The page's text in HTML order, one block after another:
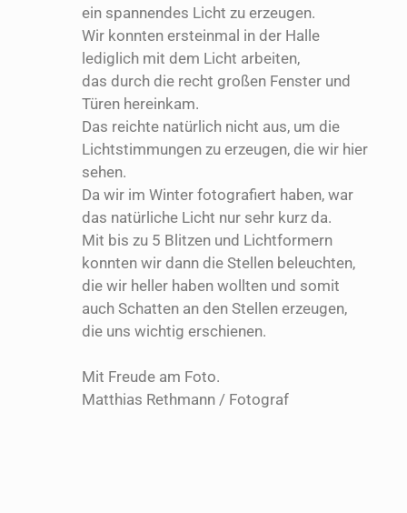
ein spannendes Licht zu erzeugen.
Wir konnten ersteinmal in der Halle
lediglich mit dem Licht arbeiten,
das durch die recht großen Fenster und
Türen hereinkam.
Das reichte natürlich nicht aus, um die
Lichtstimmungen zu erzeugen, die wir hier
sehen.
Da wir im Winter fotografiert haben, war
das natürliche Licht nur sehr kurz da.
Mit bis zu 5 Blitzen und Lichtformern
konnten wir dann die Stellen beleuchten,
die wir heller haben wollten und somit
auch Schatten an den Stellen erzeugen,
die uns wichtig erschienen.
Mit Freude am Foto.
Matthias Rethmann / Fotograf